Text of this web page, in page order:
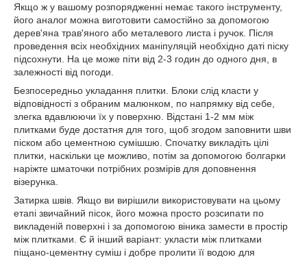
Якщо ж у вашому розпорядженні немає такого інструменту,
його аналог можна виготовити самостійно за допомогою
дерев'яна трав'яного або металевого листа і ручок. Після
проведення всіх необхідних маніпуляцій необхідно даті піску
підсохнути. На це може піти від 2-3 годин до одного дня, в
залежності від погоди.
Безпосередньо укладання плитки. Блоки слід класти у
відповідності з обраним малюнком, по напрямку від себе,
злегка вдавлюючи їх у поверхню. Відстані 1-2 мм між
плитками буде достатня для того, щоб згодом заповнити шви
піском або цементною сумішшю. Спочатку викладіть цілі
плитки, наскільки це можливо, потім за допомогою болгарки
наріжте шматочки потрібних розмірів для доповнення
візерунка.
Затирка швів. Якщо ви вирішили використовувати на цьому
етапі звичайний пісок, його можна просто розсипати по
викладеній поверхні і за допомогою віника замести в простір
між плитками. Є й інший варіант: укласти між плитками
піщано-цементну суміш і добре пролити її водою для